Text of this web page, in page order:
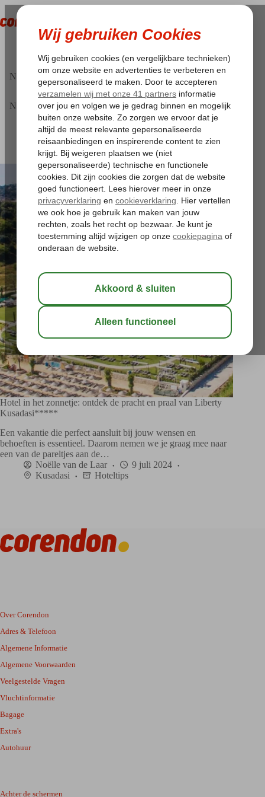
Ga
de
Noëlle van de Laar
Noëlle van de Laar
Hotel in het zonnetje: ontdek de pracht en praal van Liberty
Kusadasi*****
Een vakantie die perfect aansluit bij jouw wensen en
behoeften is essentieel. Daarom nemen we je graag mee naar
een van de pareltjes aan de…
Noëlle van de Laar
9 juli 2024
Kusadasi
Hoteltips
Over Corendon
Adres & Telefoon
Algemene Informatie
Algemene Voorwaarden
Veelgestelde Vragen
Vluchtinformatie
Bagage
Extra's
Autohuur
Achter de schermen